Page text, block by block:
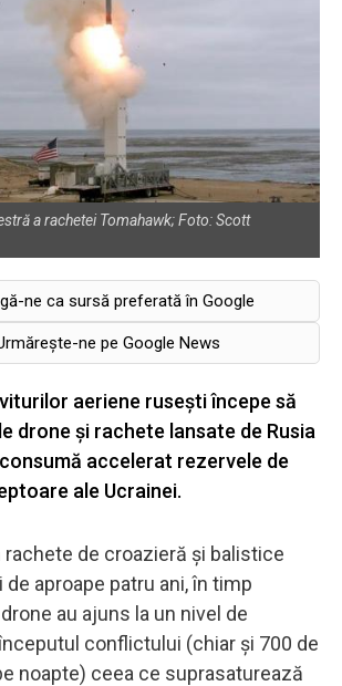
a rachetei Tomahawk; Foto: Scott
ne ca sursă preferată în Google
ne pe Google News
aeriene rusești începe să
drone și rachete lansate de Rusia
accelerat rezervele de
ale Ucrainei.
rachete de croazieră și balistice
de aproape patru ani, în timp
au ajuns la un nivel de
conflictului (chiar și 700 de
noapte) ceea ce suprasaturează